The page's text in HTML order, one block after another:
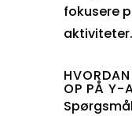
fokusere
aktiviteter.
OP PÅ Y-